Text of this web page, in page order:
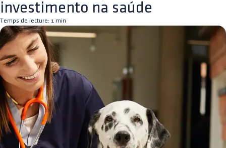
investimento na saúde
Temps de lecture: 1 min